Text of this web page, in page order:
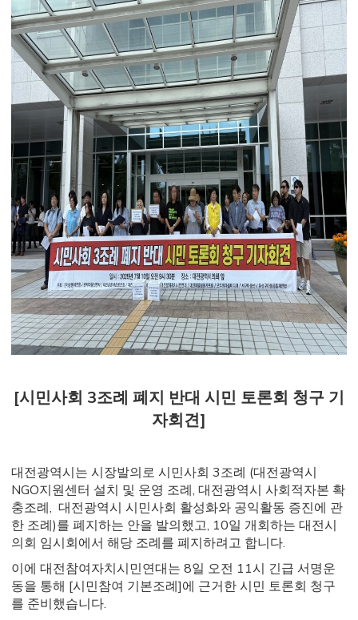
[시민사회 3조례 폐지 반대 시민 토론회 청구 기
자회견]
대전광역시는 시장발의로 시민사회 3조례 (대전광역시
NGO지원센터 설치 및 운영 조례, 대전광역시 사회적자본 확
충조례, 대전광역시 시민사회 활성화와 공익활동 증진에 관
한 조례)를 폐지하는 안을 발의했고, 10일 개회하는 대전시
의회 임시회에서 해당 조례를 폐지하려고 합니다.
이에 대전참여자치시민연대는 8일 오전 11시 긴급 서명운
동을 통해 [시민참여 기본조례]에 근거한 시민 토론회 청구
를 준비했습니다.